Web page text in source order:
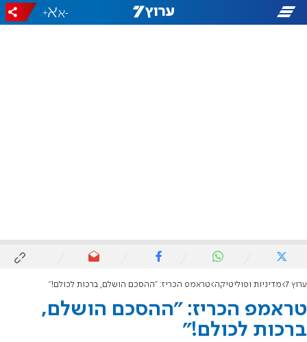
-
+
ערוץ 7 מדיניות ופוליטיקה טראמפ הכריז: "ההסכם הושלם, ברכות לכולם!"
טראמפ הכריז: "ההסכם הושלם,
ברכות לכולם!"